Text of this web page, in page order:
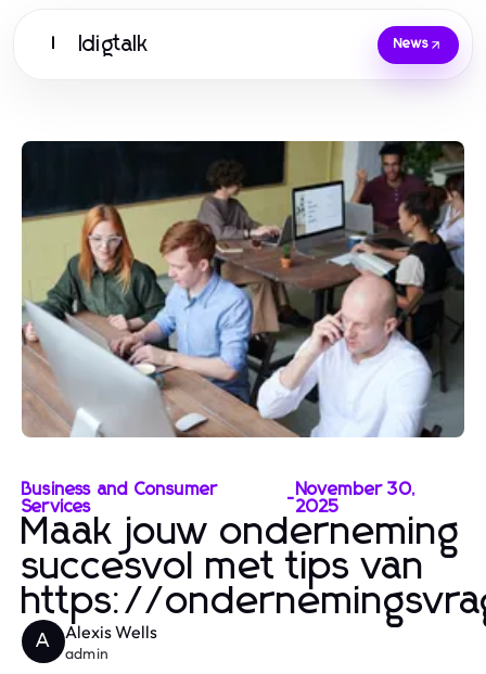
Idigtalk News
Business and Consumer
Services
- November 30,
2025
Maak jouw onderneming
succesvol met tips van
https://
A Alexis Wells
admin